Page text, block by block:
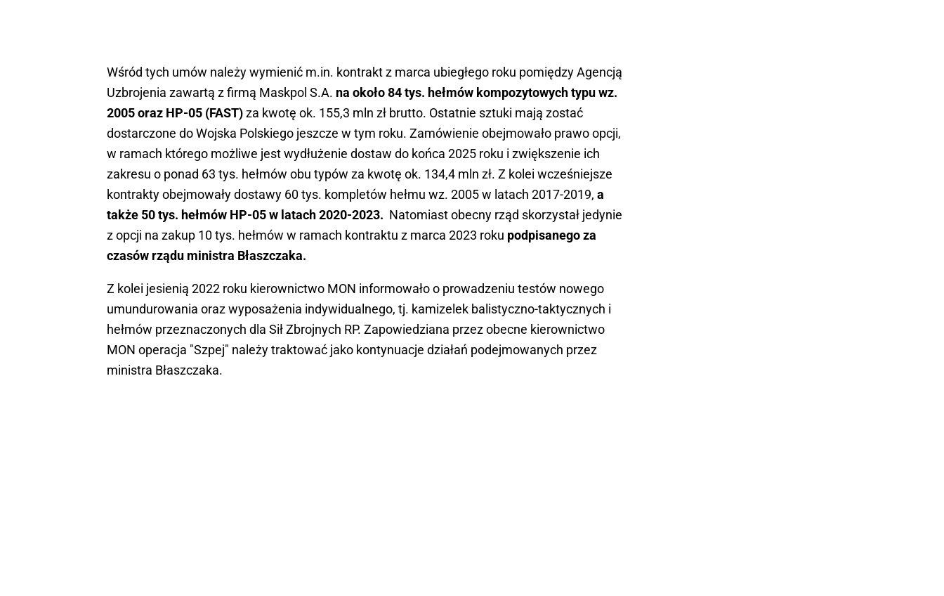
Wśród tych umów należy wymienić m.in. kontrakt z marca ubiegłego roku pomiędzy Agencją
Uzbrojenia zawartą z firmą Maskpol S.A. na około 84 tys. hełmów kompozytowych typu wz.
2005 oraz HP-05 (FAST)za kwotę ok. 155,3 mln zł brutto. Ostatnie sztuki mają zostać
dostarczone do Wojska Polskiego jeszcze w tym roku. Zamówienie obejmowało prawo opcji,
w ramach którego możliwe jest wydłużenie dostaw do końca 2025 roku i zwiększenie ich
zakresu o ponad 63 tys. hełmów obu typów za kwotę ok. 134,4 mln zł. Z kolei wcześniejsze
kontrakty obejmowały dostawy 60 tys. kompletów hełmu wz. 2005 w latach 2017-2019, a
także 50 tys. hełmów HP-05 w latach 2020-2023. Natomiast obecny rząd skorzystał jedynie
z opcji na zakup 10 tys. hełmów w ramach kontraktu z marca 2023 roku podpisanego za
czasów rządu ministra Błaszczaka.
Z kolei jesienią 2022 roku kierownictwo MON informowało o prowadzeniu testów nowego
umundurowania oraz wyposażenia indywidualnego, tj. kamizelek balistyczno-taktycznych i
hełmów przeznaczonych dla Sił Zbrojnych RP. Zapowiedziana przez obecne kierownictwo
MON operacja "Szpej" należy traktować jako kontynuacje działań podejmowanych przez
ministra Błaszczaka.